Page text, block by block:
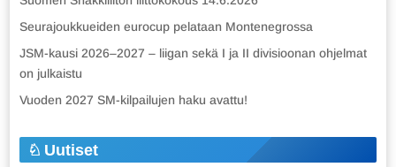
Seurajoukkueiden eurocup pelataan Montenegrossa
JSM-kausi 2026–2027 – liigan sekä I ja II divisioonan ohjelmat
on julkaistu
Vuoden 2027 SM-kilpailujen haku avattu!
Uutiset